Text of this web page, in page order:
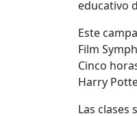
educativo
Este
Film
Cinco
Harry
Las clases